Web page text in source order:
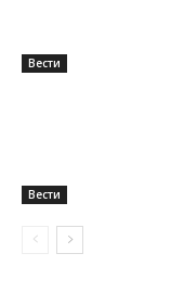
Вести
Вести